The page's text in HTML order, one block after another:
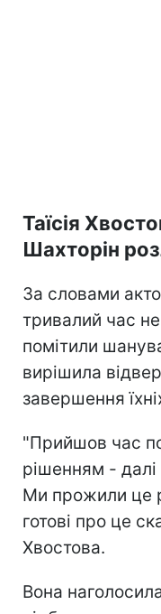
Таїсія
Шахторін
За словами
тривалий час
помітили
вирішила
завершення
"Прийшов час
рішенням -
Ми прожили це
готові про це
Хвостова.
Вона